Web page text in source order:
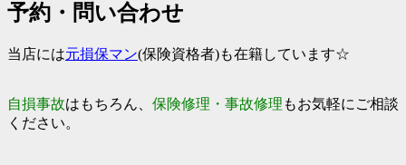
予約・問い合わせ
当店には元損保マン(保険資格者)も在籍しています☆
自損事故はもちろん、 保険修理・事故修理 もお気軽にご相談
ください。